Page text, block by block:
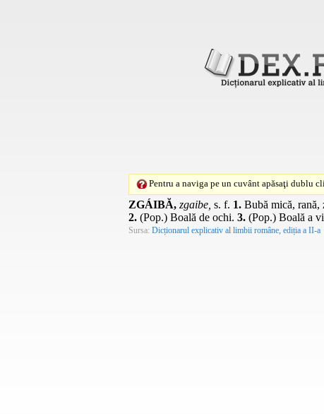
Pentru a naviga pe un cuvânt apăsaţi dublu
ZGÁIBĂ, zgaibe, s. f. 1. Bubă mică, rană,
2. (Pop.) Boală de ochi. 3. (Pop.) Boală a
Sursa: Dicționarul explicativ al limbii române, ediția a II-a